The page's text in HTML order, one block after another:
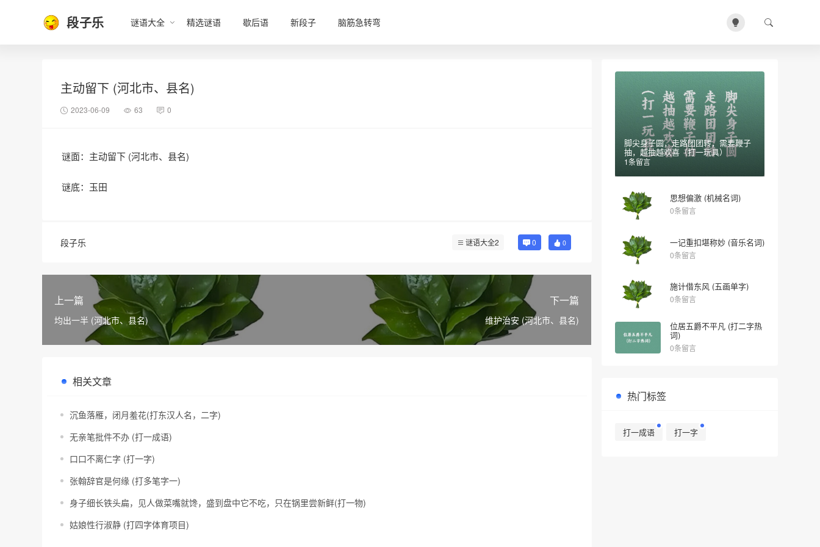
段子乐 谜语大全 精选谜语 歇后语 新段子 脑筋急转弯
主动留下 (河北市、县名)
2023-06-09 63 0
谜面：主动留下 (河北市、县名)
谜底：玉田
段子乐 谜语大全2 0 0
上一篇
均出一半 (河北市、县名)
下一篇
维护治安 (河北市、县名)
相关文章
沉鱼落雁，闭月羞花(打东汉人名，二字)
无亲笔批件不办 (打一成语)
口口不离仁字 (打一字)
张翰辞官是何缘 (打多笔字一)
身子细长铁头扁，见人做菜嘴就馋，盛到盘中它不吃，只在锅里尝新鲜(打一物)
姑娘性行淑静 (打四字体育项目)
脚尖身子圆，走路团团转，需要鞭子
抽，越抽越欢喜（打一玩具）
1条留言
思想偏激 (机械名词)
0条留言
一记重扣堪称妙 (音乐名词)
0条留言
施计借东风 (五画单字)
0条留言
位居五爵不平凡 (打二字热
词)
0条留言
热门标签
打一成语 打一字